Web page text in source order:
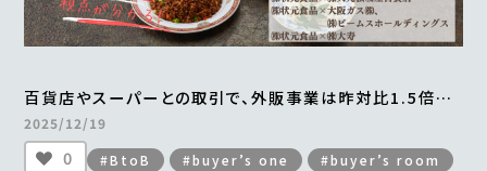
百貨店やスーパーとの取引で、外販事業は昨対比1.5倍。
横浜中華街から全国区へとブランドの認知度も向上
＜from buyer’s one＞
2025/12/19
0 #BtoB #buyer’s one
#buyer’s room